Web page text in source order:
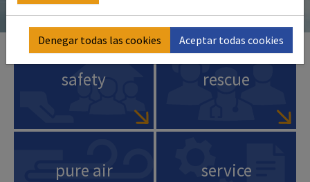
safety rescue
pure air service
Denegar todas las cookies Aceptar todas cookies